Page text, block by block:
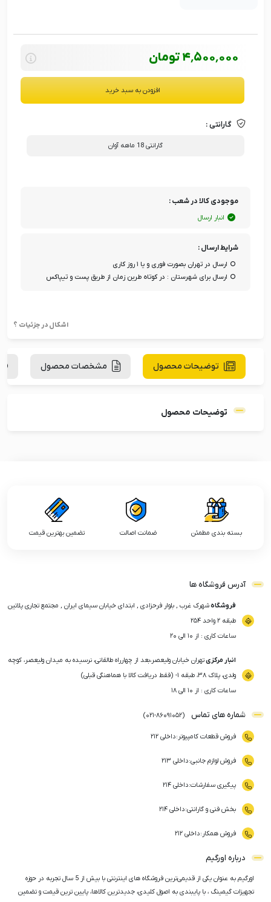
4٬500٬000تومان
افزودن به سبد خرید
گارانتی :
گارانتی 18 ماهه آوان
موجودی کالا در شعب :
انبار ارسال
شرایط ارسال :
ارسال در تهران بصورت فوری و یا ۱ روز کاری
ارسال برای شهرستان : در کوتاه طرین زمان از طریق پست و تیپاکس
اشکال در جزئیات ؟
توضیحات محصول مشخصات محصول
توضیحات محصول
بسته بندی مطمئن ضمانت اصالت تضمین بهترین قیمت
آدرس فروشگاه ها
فروشگاهشهرک غرب , بلوار فرحزادی , ابتدای خیابان سیمای ایران , مجتمع تجاری پلاتین
طبقه ۲ واحد ۲۵۴
ساعات کاری : از ۱۰ الی ۲۰
انبار مرکزیتهران خیابان ولیعصر،بعد از چهارراه طالقانی، نرسیده به میدان ولیعصر، کوچه
ولدی، پلاک ۳۸، طبقه ۱- (فقط دریافت کالا با هماهنگی قبلی)
ساعات کاری : از ۱۰ الی ۱۸
شماره های تماس (
021-86091052
)
فروش قطعات کامپیوتر :داخلی ۲۱۲
فروش لوازم جانبی:داخلی ۲۱۳
پیگیری سفارشات:داخلی ۲۱۴
بخش فنی و گارانتی:داخلی ۲۱۴
فروش همکار :داخلی ۲۱۲
درباره اورگیم
اورگیم به عنوان یکی از قدیمی‌ترین فروشگاه های اینترنتی با بیش از 5 سال تجربه در حوزه
تجهیزات گیمینگ ، با پایبندی به اصول کلیدی، جدیدترین کالاها، پایین ترین قیمت و تضمین